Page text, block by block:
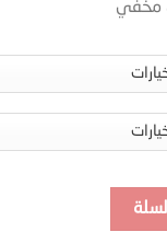
مخفي